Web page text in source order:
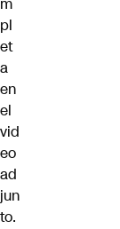
m
pl
et
a
en
el
vid
eo
ad
jun
to.